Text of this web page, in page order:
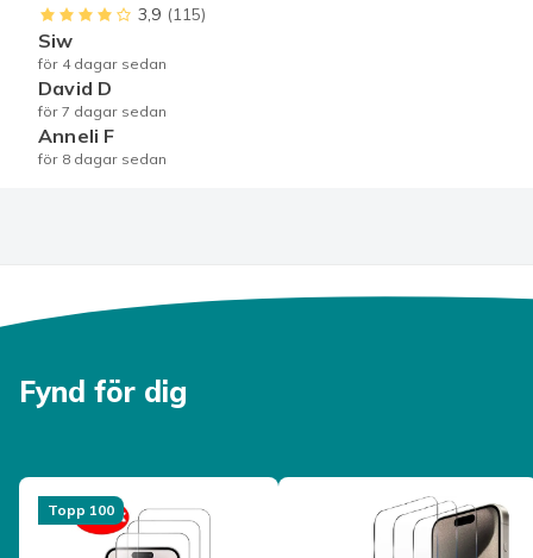
Hårdhet: 2.5D / 9H
Levereras i förpackning
OBS!
Displayskyddet täcker inte telefonens skärmens
utförande är lite kurvad skulle detta medfört att om
Produktsäkerhetsinformation
3,9 (115)
Siw
för 4 dagar sedan
David D
för 7 dagar sedan
Anneli F
för 8 dagar sedan
Fynd för dig
Topp 100